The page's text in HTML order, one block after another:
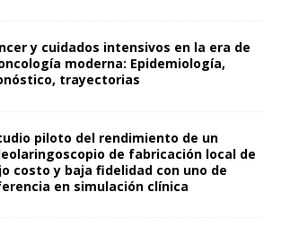
y cuidados intensivos en la era de
moderna: Epidemiología,
trayectorias
piloto del rendimiento de un
de fabricación local de
costo y baja fidelidad con uno de
en simulación clínica